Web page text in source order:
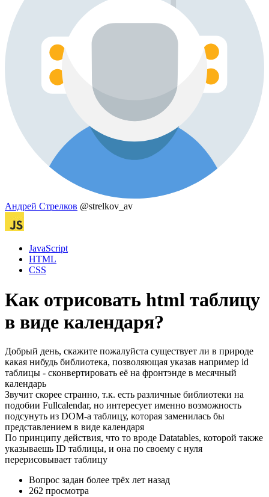
Андрей Стрелков @strelkov_av
JavaScript
HTML
CSS
Как отрисовать html таблицу
в виде календаря?
Добрый день, скажите пожалуйста существует ли в природе
какая нибудь библиотека, позволяющая указав например id
таблицы - сконвертировать её на фронтэнде в месячный
календарь
Звучит скорее странно, т.к. есть различные библиотеки на
подобии Fullcalendar, но интересует именно возможность
подсунуть из DOM-а таблицу, которая заменилась бы
представлением в виде календаря
По принципу действия, что то вроде Datatables, которой также
указываешь ID таблицы, и она по своему с нуля
перерисовывает таблицу
Вопрос задан более трёх лет назад
262 просмотра